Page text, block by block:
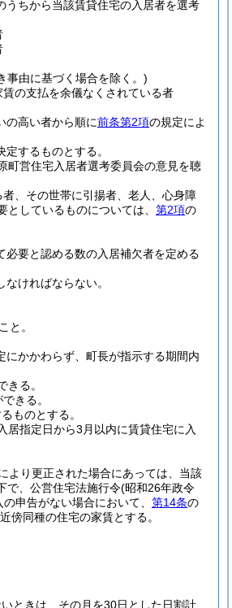
うちから当該賃貸住宅の入居者を選考
事由に基づく場合を除く。)
の支払を余儀なくされている者
の高い者から順に前条第2項の規定によ
するものとする。
町営住宅入居者選考委員会の意見を聴
、その世帯に引揚者、老人、心身障
しているものについては、 第2項の
要と認める数の入居補欠者を定める
ければならない。
と。
にかかわらず、町長が指示する期間内
る。
きる。
ものとする。
指定日から3月以内に賃貸住宅に入
より更正された場合にあっては、当該
で、公営住宅法施行令(昭和26年政令
の申告がない場合において、 第14条の
傍同種の住宅の家賃とする。
ときは、その月を30日とした日割計